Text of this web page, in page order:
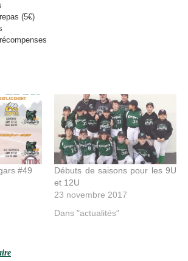
(5€)
#49
Débuts de saisons pour les 9U
et 12U
23 novembre 2017
Dans "actualités"